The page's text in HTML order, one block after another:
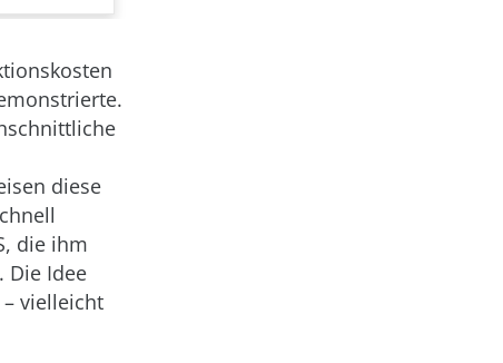
diese
die ihm
Die Idee
vielleicht